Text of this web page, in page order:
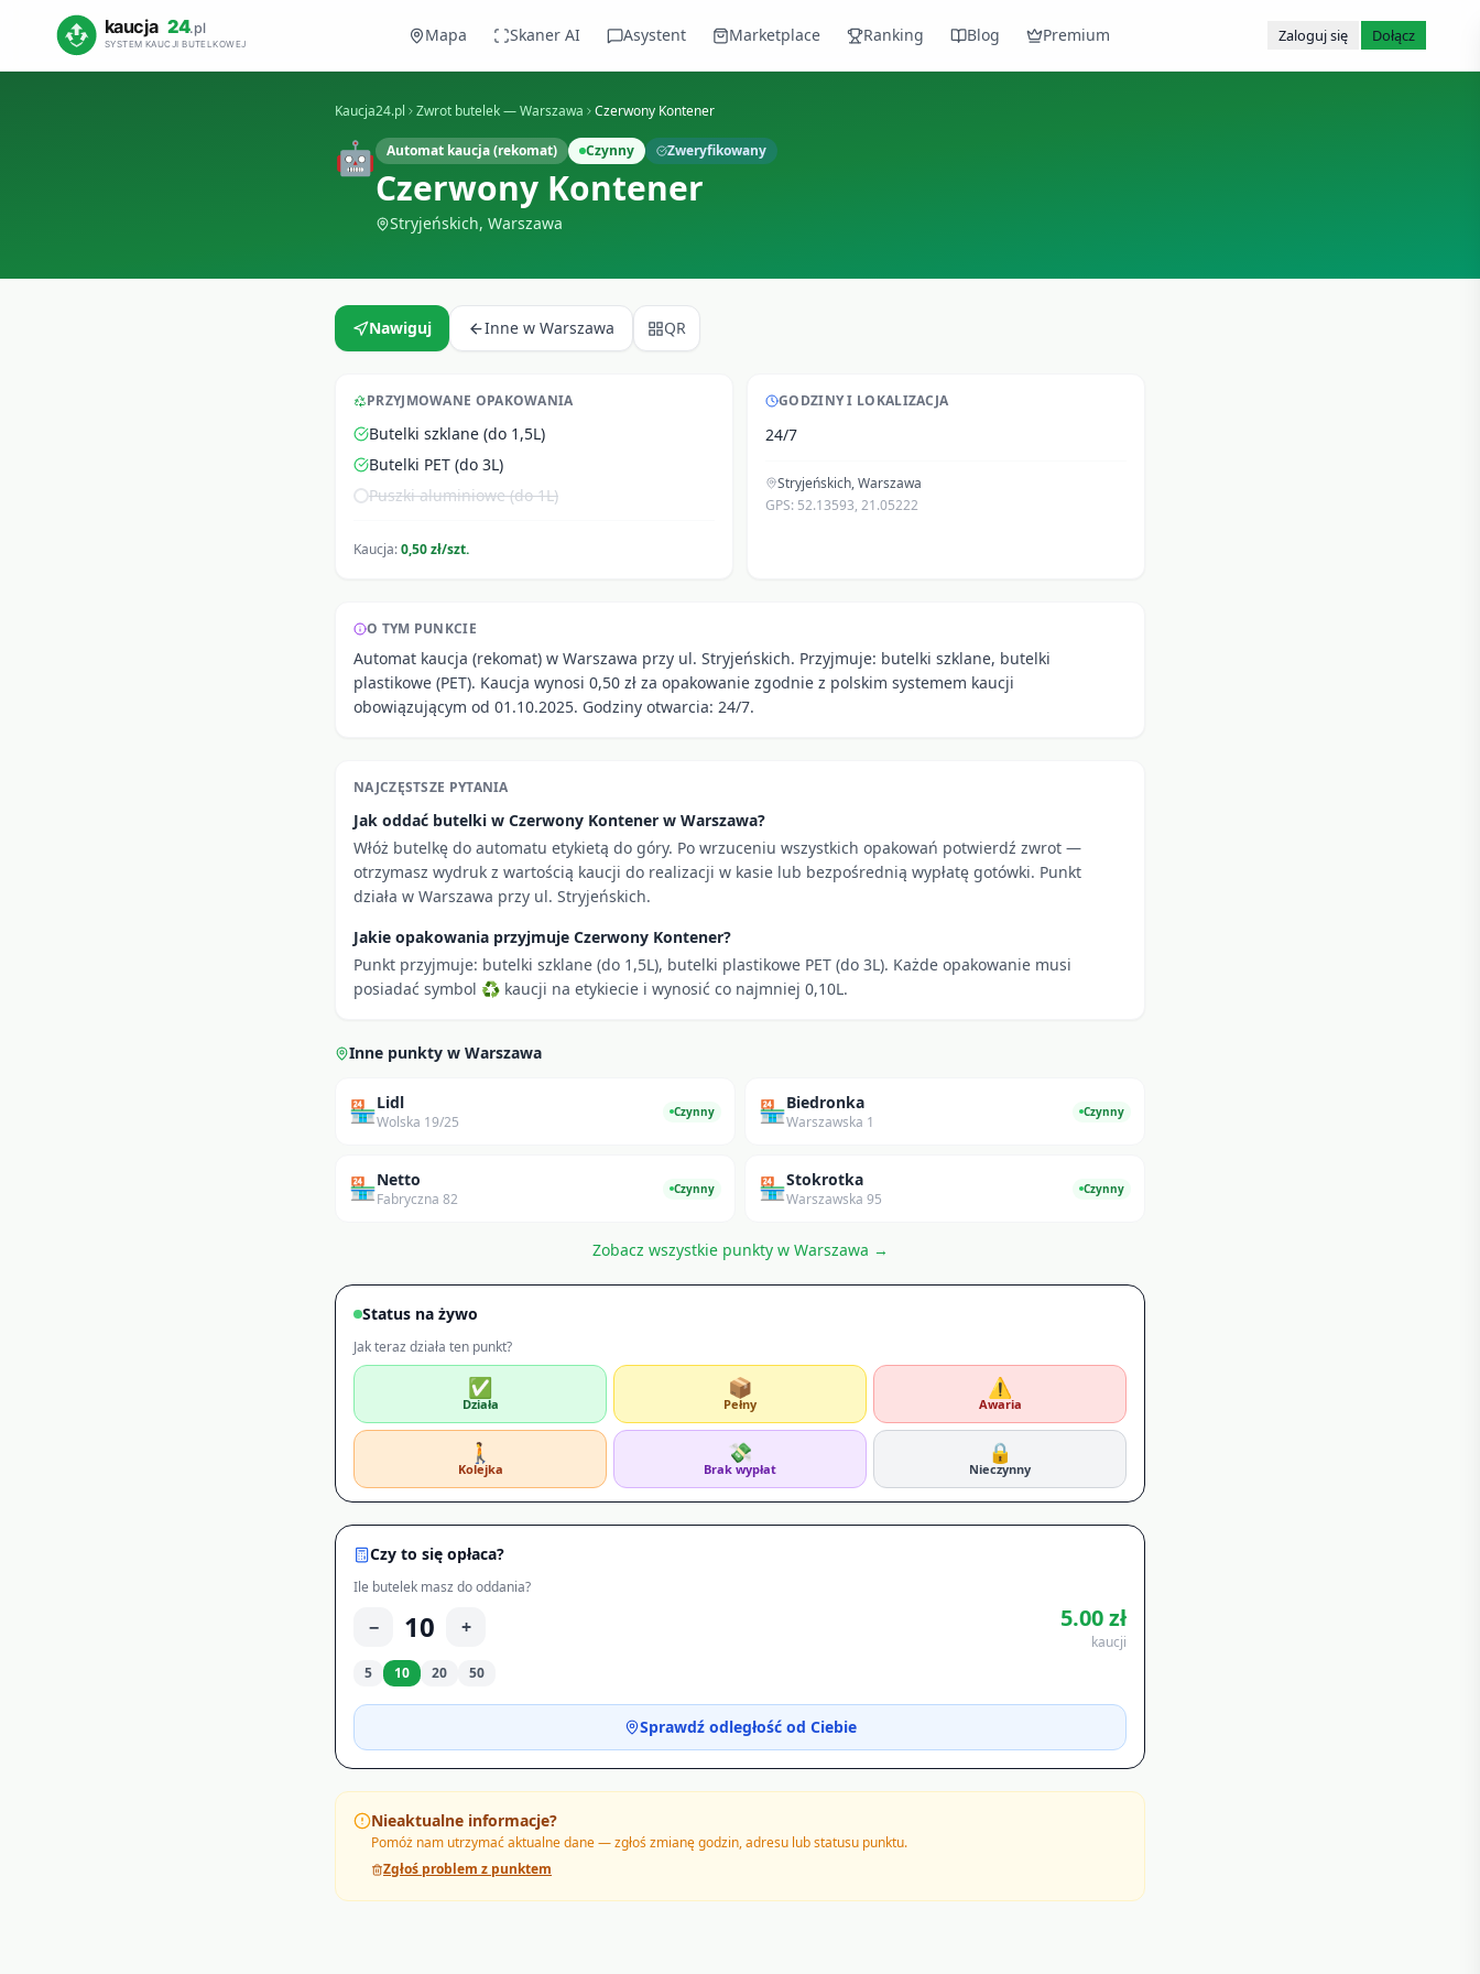
Mapa Skaner AI Asystent Marketplace Ranking Blog Premium Zaloguj się Dołącz
Kaucja24.pl Zwrot butelek —Warszawa Czerwony Kontener
🤖 Automat kaucja (rekomat) Czynny Zweryfikowany
Czerwony Kontener
Stryjeńskich, Warszawa
Nawiguj Inne w Warszawa QR
PRZYJMOWANE OPAKOWANIA
Butelki szklane (do 1,5L)
Butelki PET (do 3L)
Puszki aluminiowe (do 1L)
Kaucja:0,50 zł/szt.
GODZINY I LOKALIZACJA
24/7
Stryjeńskich,Warszawa
GPS: 52.13593, 21.05222
O TYM PUNKCIE
Automat kaucja (rekomat) w Warszawa przy ul. Stryjeńskich. Przyjmuje: butelki szklane, butelki
plastikowe (PET). Kaucja wynosi 0,50 zł za opakowanie zgodnie z polskim systemem kaucji
obowiązującym od 01.10.2025. Godziny otwarcia: 24/7.
NAJCZĘSTSZE PYTANIA
Jak oddać butelki w Czerwony Kontener w Warszawa?
Włóż butelkę do automatu etykietą do góry. Po wrzuceniu wszystkich opakowań potwierdź zwrot —
otrzymasz wydruk z wartością kaucji do realizacji w kasie lub bezpośrednią wypłatę gotówki. Punkt
działa w Warszawa przy ul. Stryjeńskich.
Jakie opakowania przyjmuje Czerwony Kontener?
Punkt przyjmuje: butelki szklane (do 1,5L), butelki plastikowe PET (do 3L). Każde opakowanie musi
posiadać symbol ♻ kaucji na etykiecie i wynosić co najmniej 0,10L.
Inne punkty w Warszawa
🏪Lidl
Wolska 19/25
Czynny 🏪Biedronka
Warszawska 1
Czynny
🏪Netto
Fabryczna 82
Czynny 🏪Stokrotka
Warszawska 95
Czynny
Zobacz wszystkie punkty w Warszawa →
Status na żywo
Jak teraz działa ten punkt?
✅
Działa
📦
Pełny
⚠️
Awaria
🚶
Kolejka
💸
Brak wypłat
🔒
Nieczynny
Czy to się opłaca?
Ile butelek masz do oddania?
− 10 + 5.00zł
kaucji
5
10 20 50
Sprawdź odległość od Ciebie
Nieaktualne informacje?
Pomóż nam utrzymać aktualne dane — zgłoś zmianę godzin, adresu lub statusu punktu.
Zgłoś problem z punktem